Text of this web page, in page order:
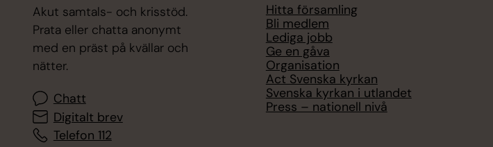
Akut samtals- och krisstöd.
Prata eller chatta anonymt
med en präst på kvällar och
nätter.
Chatt
Digitalt brev
Telefon 112
Hitta församling
Bli medlem
Lediga jobb
Ge en gåva
Organisation
Act Svenska kyrkan
Svenska kyrkan i utlandet
Press – nationell nivå